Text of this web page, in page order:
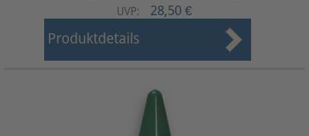
UVP: 28,50 €
Produktdetails